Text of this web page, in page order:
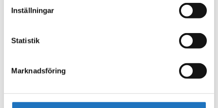
Inställningar
Statistik
Marknadsföring